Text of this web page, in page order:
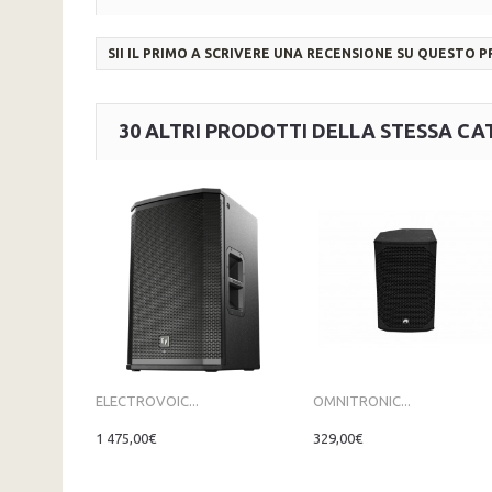
SII IL PRIMO A SCRIVERE UNA RECENSIONE SU QUESTO
30 ALTRI PRODOTTI DELLA STESSA
ELECTROVOIC...
1 475,00€
OMNITRONIC...
329,00€